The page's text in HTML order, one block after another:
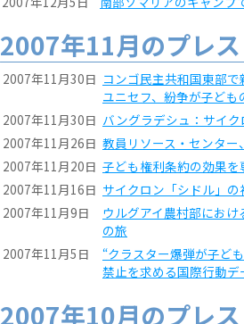
2007年11月のプレ
2007年11月30日 コンゴ民主共和国東部
ユニセフ、紛争が子ど
2007年11月30日 バングラデシュ：サイ
2007年11月26日 教員リソース・センタ
2007年11月20日 子ども権利条約の効果
2007年11月16日 サイクロン「シドル」
2007年11月9日
ウルグアイ農村部にお
の旅
2007年11月5日
“クラスター爆弾が子
禁止を求める国際行動デ
2007年10月のプレ